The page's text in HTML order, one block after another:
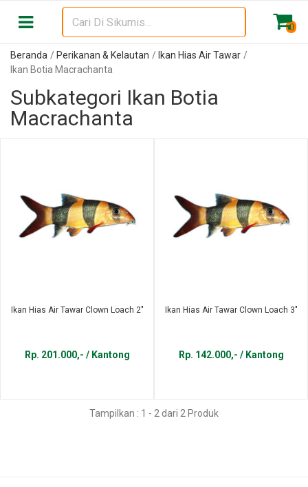
0
Beranda Perikanan & Kelautan
Ikan Hias Air Tawar
Ikan Botia Macrachanta
Subkategori Ikan Botia
Macrachanta
Ikan Hias Air Tawar Clown Loach 2"
Rp. 201.000,- / Kantong
Ikan Hias Air Tawar Clown Loach 3"
Rp. 142.000,- / Kantong
Tampilkan : 1 - 2 dari 2 Produk